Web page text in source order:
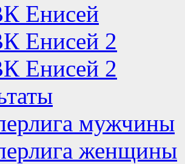
Енисей
Енисей 2
Енисей 2
мужчины
женщины